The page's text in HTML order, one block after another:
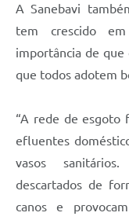
A Sanebavi
tem crescido
importância de que
que todos adotem
“A rede de esgoto
efluentes
vasos
descartados de
canos e